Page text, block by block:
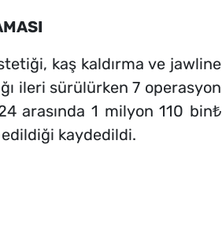
kaş kaldırma ve jawline
ileri sürülürken 7 operasyon
arasında 1 milyon 110 bin₺
kaydedildi.